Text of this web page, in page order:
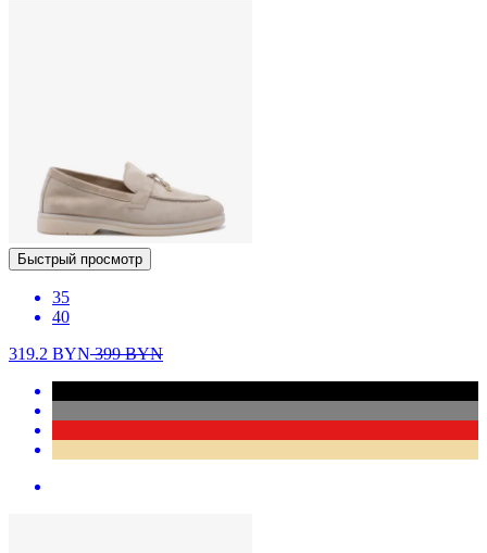
Быстрый просмотр
35
40
319.2 BYN399BYN